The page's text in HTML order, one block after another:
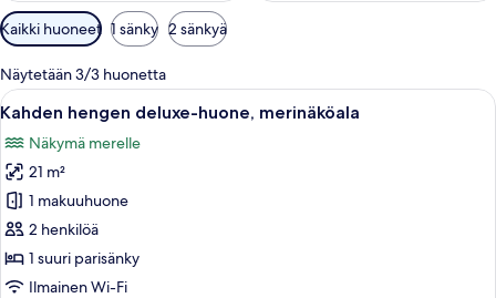
Huoneille
saatavilla
olevia
suodattimia
Kaikki huoneet 1 sänky 2 sänkyä
Näytetään 3/3 huonetta
Avaa
kaikki
huonetyypin
Kahden
hengen
deluxe-
huone,
merinäköala
Kahden hengen deluxe-huone,
1
Kahden hengen deluxe-huone, merinäköala
Näkymä merelle
21 m²
1 makuuhuone
2 henkilöä
1 suuri parisänky
Ilmainen Wi-Fi